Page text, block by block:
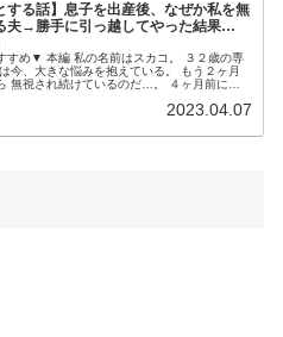
する話】息子を出産後、なぜか私を無
夫→勝手に引っ越してやった結果…
すめ▼ 本編 私の名前はスカコ。 ３２歳の専
今、大きな悩みを抱えている。 もう２ヶ月
無視され続けているのだ…。 ４ヶ月前に息
2023.04.07